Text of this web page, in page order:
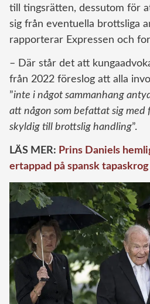
till tingsrätten, dessutom för
sig från eventuella brottsliga
rapporterar Expressen och
– Där står det att
från 2022 föreslog att alla
”inte i något sammanhang
att någon som befattat sig med
skyldig till brottslig handling”.
LÄS MER: Prins Daniels
ertappad på spansk tapaskrog